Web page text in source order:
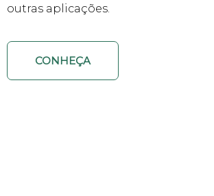
outras aplicações.
CONHEÇA